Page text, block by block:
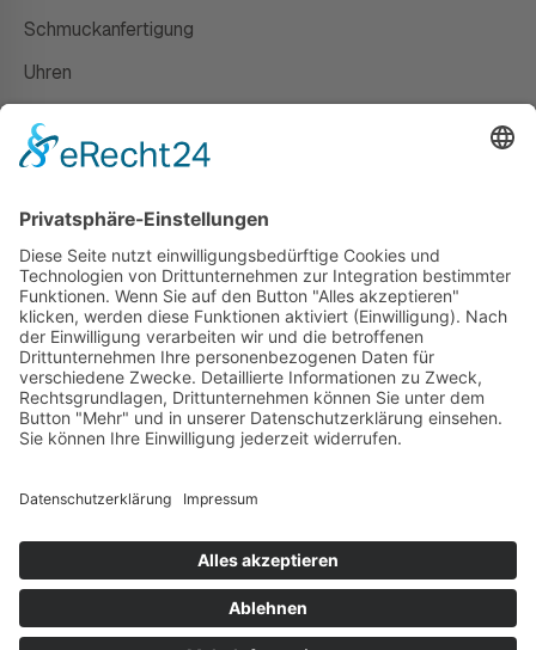
Schmuckanfertigung
Uhren
Susanne Steiger
Geschäfte
Newsletter
Kontakt
© 2026 JUWELIER STEIGER
VERTRAG WIDERRUFEN
PERFORMANCE BY ·GREITMANN